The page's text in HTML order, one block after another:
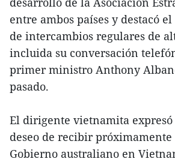
entre ambos países y destacó
de intercambios regulares de
incluida su conversación
primer ministro Anthony
pasado.
El dirigente vietnamita expresó
deseo de recibir
Gobierno australiano en